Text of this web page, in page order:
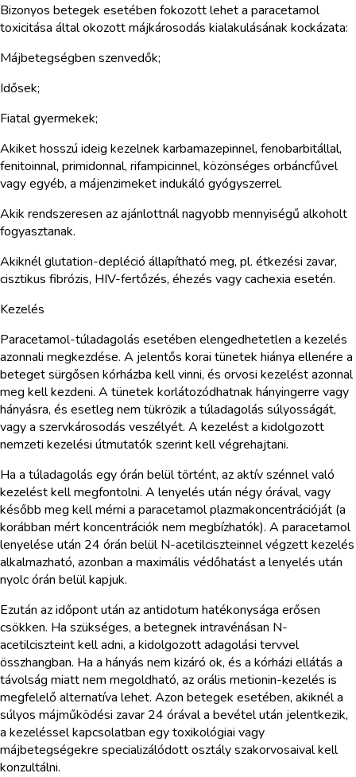
Bizonyos betegek esetében fokozott lehet a paracetamol
toxicitása által okozott májkárosodás kialakulásának kockázata:
Májbetegségben szenvedők;
Idősek;
Fiatal gyermekek;
Akiket hosszú ideig kezelnek karbamazepinnel, fenobarbitállal,
fenitoinnal, primidonnal, rifampicinnel, közönséges orbáncfűvel
vagy egyéb, a májenzimeket indukáló gyógyszerrel.
Akik rendszeresen az ajánlottnál nagyobb mennyiségű alkoholt
fogyasztanak.
Akiknél glutation-depléció állapítható meg, pl. étkezési zavar,
cisztikus fibrózis, HIV-fertőzés, éhezés vagy cachexia esetén.
Kezelés
Paracetamol-túladagolás esetében elengedhetetlen a kezelés
azonnali megkezdése. A jelentős korai tünetek hiánya ellenére a
beteget sürgősen kórházba kell vinni, és orvosi kezelést azonnal
meg kell kezdeni. A tünetek korlátozódhatnak hányingerre vagy
hányásra, és esetleg nem tükrözik a túladagolás súlyosságát,
vagy a szervkárosodás veszélyét. A kezelést a kidolgozott
nemzeti kezelési útmutatók szerint kell végrehajtani.
Ha a túladagolás egy órán belül történt, az aktív szénnel való
kezelést kell megfontolni. A lenyelés után négy órával, vagy
később meg kell mérni a paracetamol plazmakoncentrációját (a
korábban mért koncentrációk nem megbízhatók). A paracetamol
lenyelése után 24 órán belül N-acetilciszteinnel végzett kezelés
alkalmazható, azonban a maximális védőhatást a lenyelés után
nyolc órán belül kapjuk.
Ezután az időpont után az antidotum hatékonysága erősen
csökken. Ha szükséges, a betegnek intravénásan N-
acetilciszteint kell adni, a kidolgozott adagolási tervvel
összhangban. Ha a hányás nem kizáró ok, és a kórházi ellátás a
távolság miatt nem megoldható, az orális metionin-kezelés is
megfelelő alternatíva lehet. Azon betegek esetében, akiknél a
súlyos májműködési zavar 24 órával a bevétel után jelentkezik,
a kezeléssel kapcsolatban egy toxikológiai vagy
májbetegségekre specializálódott osztály szakorvosaival kell
konzultálni.